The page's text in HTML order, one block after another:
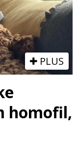
PLUS
homofil,